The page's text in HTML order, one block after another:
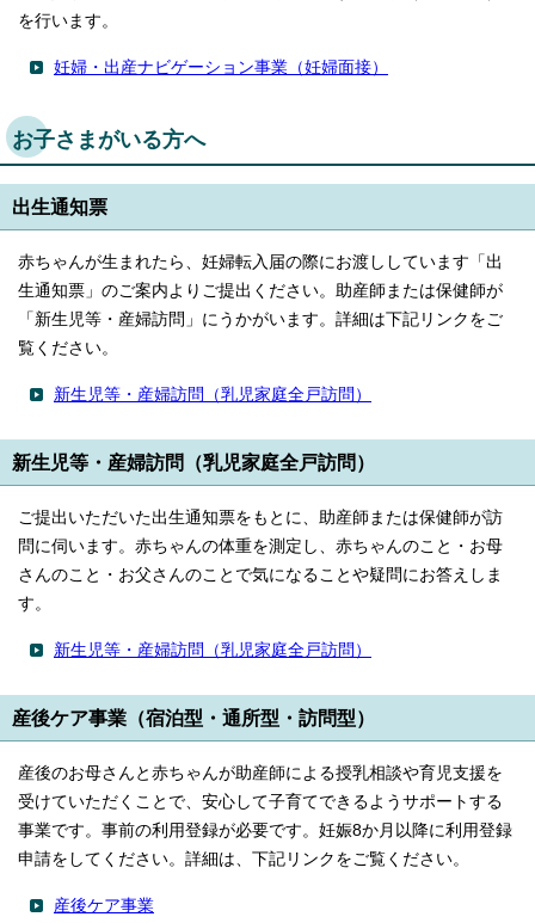
を行います。
妊婦・出産ナビゲーション事業（妊婦面接）
お子さまがいる方へ
出生通知票
赤ちゃんが生まれたら、妊婦転入届の際にお渡ししています「出
生通知票」のご案内よりご提出ください。助産師または保健師が
「新生児等・産婦訪問」にうかがいます。詳細は下記リンクをご
覧ください。
新生児等・産婦訪問（乳児家庭全戸訪問）
新生児等・産婦訪問（乳児家庭全戸訪問）
ご提出いただいた出生通知票をもとに、助産師または保健師が訪
問に伺います。赤ちゃんの体重を測定し、赤ちゃんのこと・お母
さんのこと・お父さんのことで気になることや疑問にお答えしま
す。
新生児等・産婦訪問（乳児家庭全戸訪問）
産後ケア事業（宿泊型・通所型・訪問型）
産後のお母さんと赤ちゃんが助産師による授乳相談や育児支援を
受けていただくことで、安心して子育てできるようサポートする
事業です。事前の利用登録が必要です。妊娠8か月以降に利用登録
申請をしてください。詳細は、下記リンクをご覧ください。
産後ケア事業